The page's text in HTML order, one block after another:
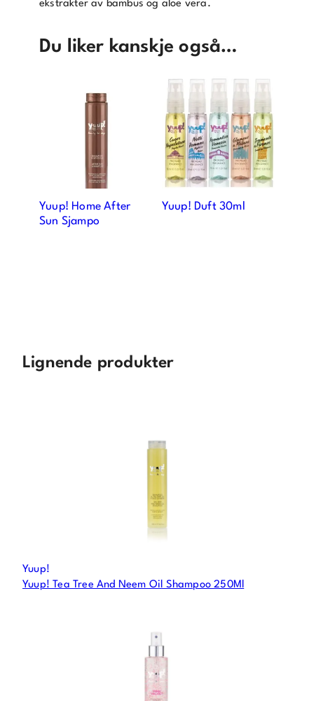
ekstrakter av bambus og aloe vera.
Du liker kanskje også…
Yuup! Home After
Sun Sjampo
Yuup! Duft 30ml
Lignende produkter
Yuup!
Yuup! Tea Tree And Neem Oil Shampoo 250Ml